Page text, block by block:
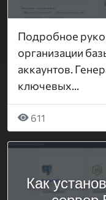
Подробное
организации
аккаунтов.
ключевых...
611
Как